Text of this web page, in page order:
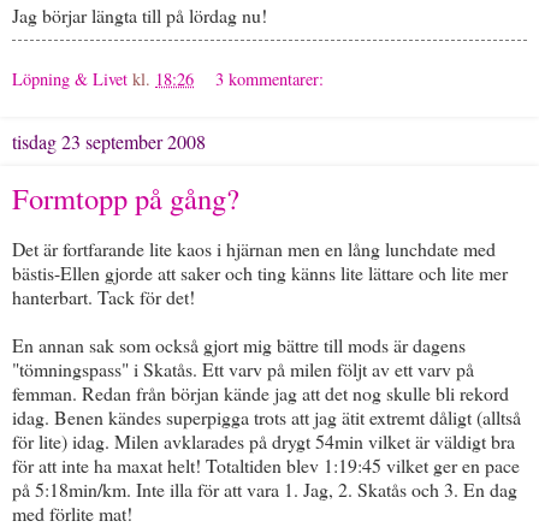
Jag börjar längta till på lördag nu!
Löpning & Livet kl. 18:26 3 kommentarer:
tisdag 23 september 2008
Formtopp på gång?
Det är fortfarande lite kaos i hjärnan men en lång lunchdate med
bästis-Ellen gjorde att saker och ting känns lite lättare och lite mer
hanterbart. Tack för det!
En annan sak som också gjort mig bättre till mods är dagens
"tömningspass" i Skatås. Ett varv på milen följt av ett varv på
femman. Redan från början kände jag att det nog skulle bli rekord
idag. Benen kändes superpigga trots att jag ätit extremt dåligt (alltså
för lite) idag. Milen avklarades på drygt 54min vilket är väldigt bra
för att inte ha maxat helt! Totaltiden blev 1:19:45 vilket ger en pace
på 5:18min/km. Inte illa för att vara 1. Jag, 2. Skatås och 3. En dag
med förlite mat!